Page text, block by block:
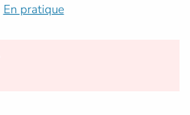
En pratique